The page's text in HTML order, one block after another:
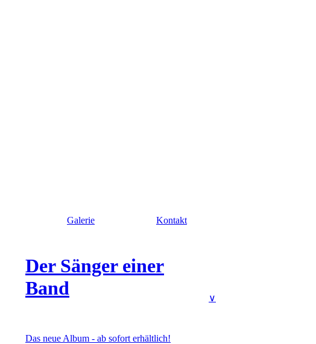
Galerie Kontakt
Der Sänger einer
Band
Das neue Album - ab sofort erhältlich!
∨